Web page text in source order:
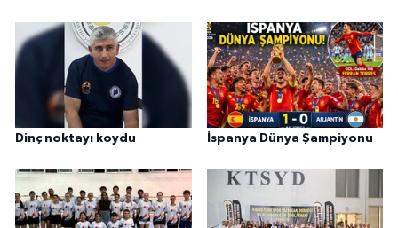
Dinç noktayı koydu İspanya Dünya Şampiyonu